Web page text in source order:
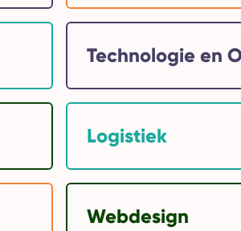
Technologie en
Logistiek
Webdesign